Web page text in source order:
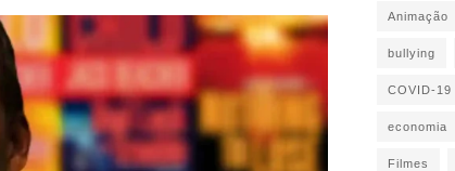
Animação
bullying
COVID-19
economia
Filmes